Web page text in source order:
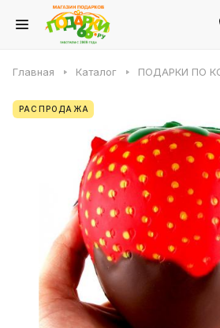
Главная Каталог ПОДАРКИ ПО
РАСПРОДАЖА